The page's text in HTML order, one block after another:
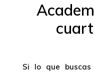
Si lo que